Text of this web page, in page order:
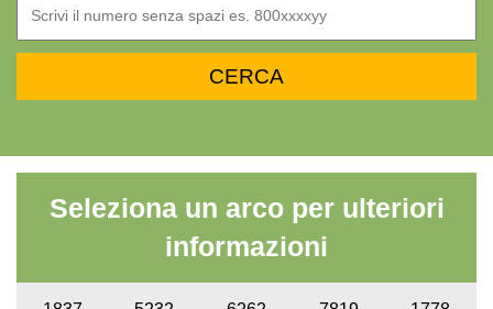
Seleziona un arco per ulteriori
informazioni